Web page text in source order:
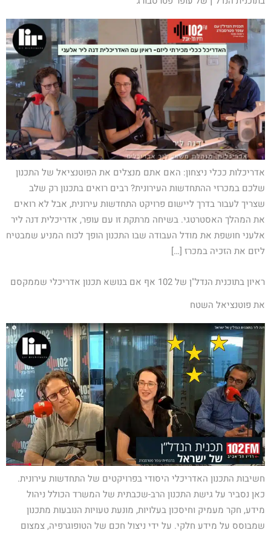
אדריכלות ככלי ניצחון: האם אתם מנצלים את הפוטנציאל של התכנון
שלכם במכרזי ההתחדשות העירונית? רבים רואים בתכנון רק שלב
שצריך לעבור בדרך ליישום פרויקט התחדשות עירונית, אבל לא רואים
את המהלך האסטרטגי. בשיחה מרתקת זו עם עופר, אדריכלית דנה ליר
אלעני חושפת את מודל העבודה שבו התכנון הופך לכוח המניע שמבטיח
ליזם את הזכיה במכרז […]
ראיון בתוכנית הנדל"ן של 102 אף אם בנושא תכנון אדריכלי שממקסם
את פוטנציאל השטח
חשיבות התכנון האדריכלי היסודי בפרויקטים של התחדשות עירונית.
כאן נסביר על גישת התכנון הרב-שכבתית של המשרד הכולל ניהול
מידע, חקר מעמיק וחיסכון בעלויות, מונעת טעויות הנובעות מתכנון
שמבוסס על מידע חלקי. על ידי ניצול חכם של הטופוגרפיה, צמצום